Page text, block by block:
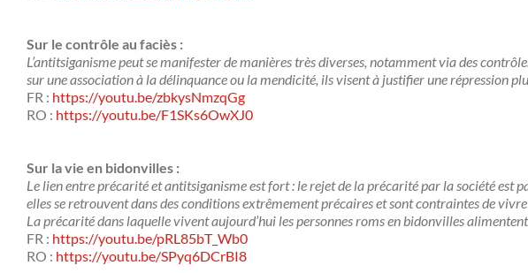
Sur le contrôle au faciès :
L’antitsiganisme peut se manifester de manières très diverses, notamment via des
sur une association à la délinquance ou la mendicité, ils visent à justifier une répression
FR : https://youtu.be/zbkysNmzqGg
RO : https://youtu.be/F1SKs6OwXJ0
Sur la vie en bidonvilles :
Le lien entre précarité et antitsiganisme est fort : le rejet de la précarité par la société est
elles se retrouvent dans des conditions extrêmement précaires et sont contraintes de
La précarité dans laquelle vivent aujourd’hui les personnes roms en bidonvilles
FR : https://youtu.be/pRL85bT_Wb0
RO : https://youtu.be/SPyq6DCrBI8